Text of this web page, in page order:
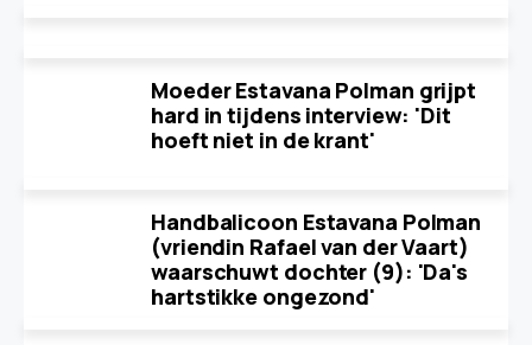
Moeder Estavana Polman grijpt
hard in tijdens interview: 'Dit
hoeft niet in de krant'
Handbalicoon Estavana Polman
(vriendin Rafael van der Vaart)
waarschuwt dochter (9): 'Da's
hartstikke ongezond'